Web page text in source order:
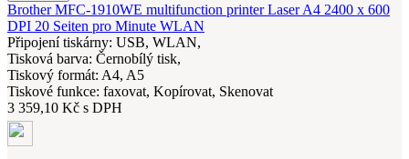
Brother MFC-1910WE multifunction printer Laser A4 2400 x 600
DPI 20 Seiten pro Minute WLAN
Připojení tiskárny: USB, WLAN,
Tisková barva: Černobílý tisk,
Tiskový formát: A4, A5
Tiskové funkce: faxovat, Kopírovat, Skenovat
3 359,10 Kč s DPH